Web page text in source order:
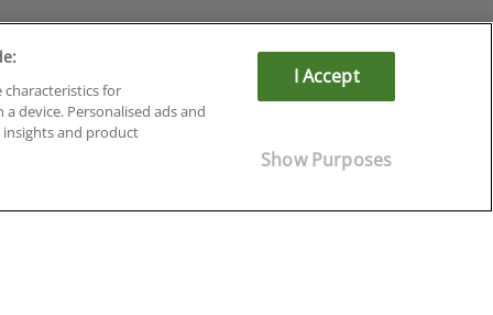
Cursos en Tarragona
Cursos en Tenerife
Cursos en Toledo
Cursos en Zaragoza
characteristics for
device. Personalised ads and
and product
I Accept
Show Purposes